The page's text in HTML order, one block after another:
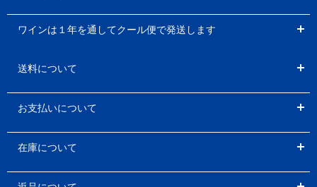
ワインは１年を通してクール便で発送します
送料について
お支払いについて
在庫について